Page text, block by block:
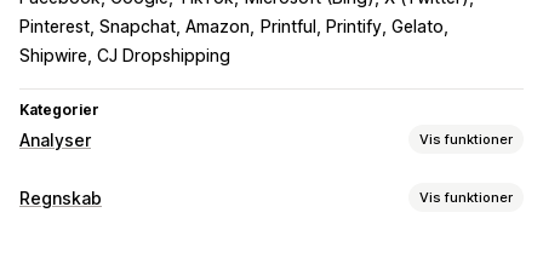
Pinterest, Snapchat, Amazon
Printful, Printify, Gelato
Shipwire, CJ Dropshipping
Kategorier
Analyser Vis funktioner
Kundeadfærd
Regnskab Vis funktioner